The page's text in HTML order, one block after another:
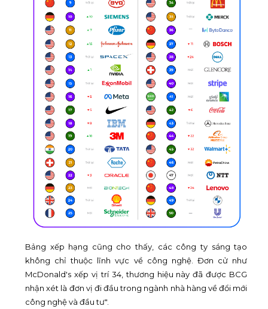
Bảng xếp hạng cũng cho thấy, các công ty sáng tạo
không chỉ thuộc lĩnh vực về công nghệ. Đơn cử như
McDonald's xếp vị trí 34, thương hiệu này đã được BCG
nhận xét là đơn vị đi đầu trong ngành nhà hàng về đổi mới
công nghệ và đầu tư".